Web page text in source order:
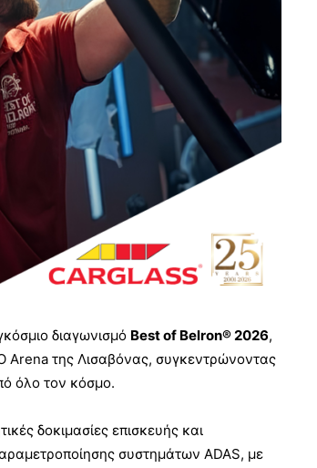
διαγωνισμό Best of Belron® 2026,
Arena της Λισαβόνας, συγκεντρώνοντας
όλο τον κόσμο.
δοκιμασίες επισκευής και
συστημάτων ADAS, με